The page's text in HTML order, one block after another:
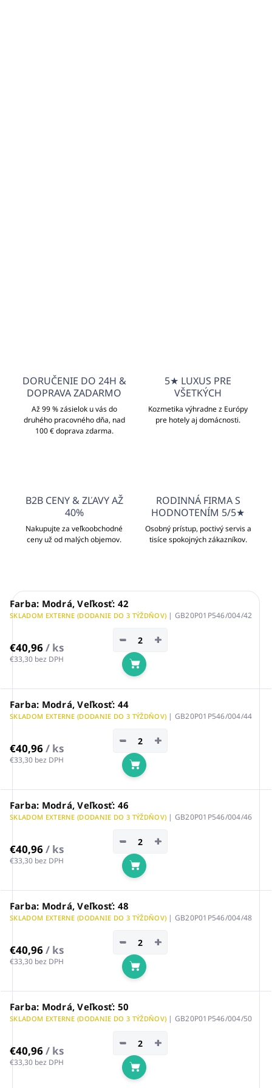
DORUČENIE DO 24H &
DOPRAVA ZADARMO
Až 99 % zásielok u vás do
druhého pracovného dňa, nad
100 € doprava zdarma.
5★ LUXUS PRE
VŠETKÝCH
Kozmetika výhradne z Európy
pre hotely aj domácnosti.
B2B CENY & ZĽAVY AŽ
40%
Nakupujte za veľkoobchodné
ceny už od malých objemov.
RODINNÁ FIRMA S
HODNOTENÍM 5/5★
Osobný prístup, poctivý servis a
tisíce spokojných zákazníkov.
Farba: Modrá, Veľkosť: 42
SKLADOM EXTERNE (DODANIE DO 3 TÝŽDŇOV) | GB20P01P546/004/42
€40,96/ ks
€33,30 bez DPH
+
−
Do košíka
Farba: Modrá, Veľkosť: 44
SKLADOM EXTERNE (DODANIE DO 3 TÝŽDŇOV) | GB20P01P546/004/44
€40,96/ ks
€33,30 bez DPH
+
−
Do košíka
Farba: Modrá, Veľkosť: 46
SKLADOM EXTERNE (DODANIE DO 3 TÝŽDŇOV) | GB20P01P546/004/46
€40,96/ ks
€33,30 bez DPH
+
−
Do košíka
Farba: Modrá, Veľkosť: 48
SKLADOM EXTERNE (DODANIE DO 3 TÝŽDŇOV) | GB20P01P546/004/48
€40,96/ ks
€33,30 bez DPH
+
−
Do košíka
Farba: Modrá, Veľkosť: 50
SKLADOM EXTERNE (DODANIE DO 3 TÝŽDŇOV) | GB20P01P546/004/50
€40,96/ ks
€33,30 bez DPH
+
−
Do košíka